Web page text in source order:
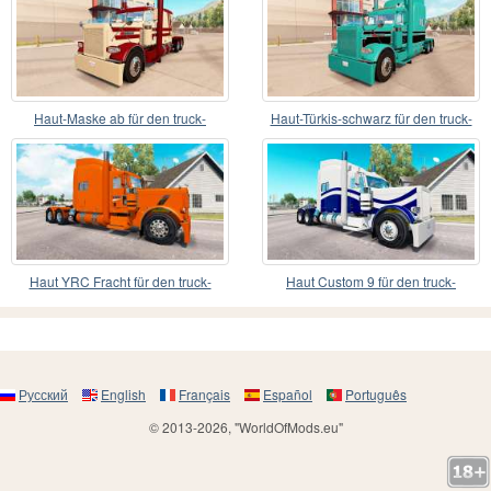
Haut-Maske ab für den truck-
Peterbilt 389
Haut-Türkis-schwarz für den truck-
Peterbilt 389
Haut YRC Fracht für den truck-
Haut Custom 9 für den truck-
Русский English Français Español
Português
© 2013-2026, "WorldOfMods.eu"